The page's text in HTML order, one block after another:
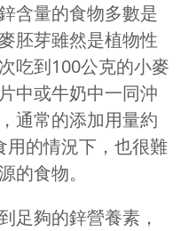
含量的食物多數是
胚芽雖然是植物性
吃到100公克的小麥
中或牛奶中一同沖
通常的添加用量約
用的情況下，也很難
的食物。
足夠的鋅營養素，